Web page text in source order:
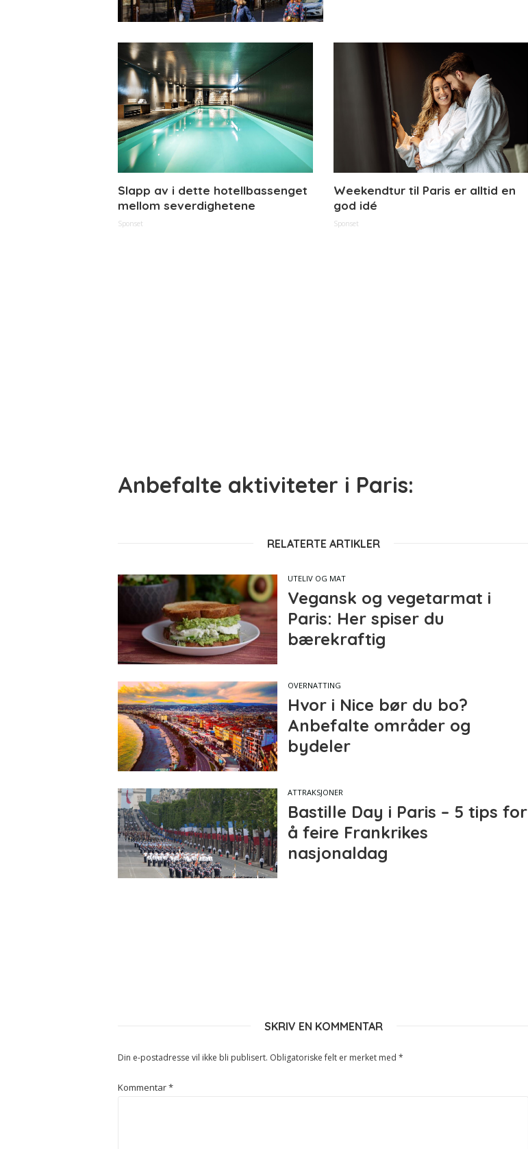
Slapp av i dette hotellbassenget
mellom severdighetene
Sponset
Weekendtur til Paris er alltid en
god idé
Sponset
Anbefalte aktiviteter i Paris:
RELATERTE ARTIKLER
UTELIV OG MAT
Vegansk og vegetarmat i
Paris: Her spiser du
bærekraftig
OVERNATTING
Hvor i Nice bør du bo?
Anbefalte områder og
bydeler
ATTRAKSJONER
Bastille Day i Paris – 5 tips for
å feire Frankrikes
nasjonaldag
SKRIV EN KOMMENTAR
Din e-postadresse vil ikke bli publisert. Obligatoriske felt er merket med *
Kommentar*